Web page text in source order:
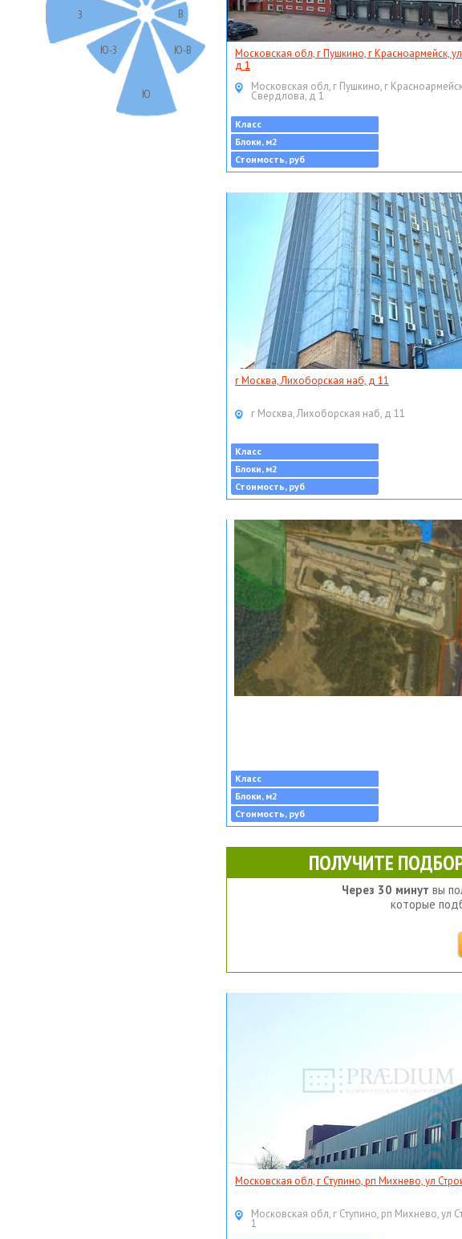
В
Ю-В
Ю
Ю-З
З
Московская обл, г Пушкино, г Красноармейск,
д 1
Московская обл, г Пушкино, г
Свердлова, д 1
Класс
Блоки, м2
Стоимость, руб
г Москва, Лихоборская наб, д 11
г Москва, Лихоборская наб, д 11
Класс
Блоки, м2
Стоимость, руб
Класс
Блоки, м2
Стоимость, руб
ПОЛУЧИТЕ
Через 30 минут вы
которые
Московская обл, г Ступино, рп Михнево, ул
Московская обл, г Ступино, рп Михнево, ул
1